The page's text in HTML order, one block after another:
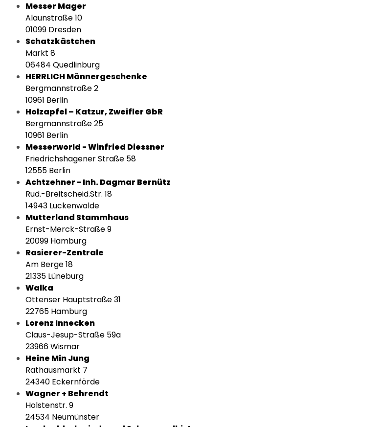
Messer Mager
Alaunstraße 10
01099 Dresden
Schatzkästchen
Markt 8
06484 Quedlinburg
HERRLICH Männergeschenke
Bergmannstraße 2
10961 Berlin
Holzapfel – Katzur, Zweifler GbR
Bergmannstraße 25
10961 Berlin
Messerworld - Winfried Diessner
Friedrichshagener Straße 58
12555 Berlin
Achtzehner - Inh. Dagmar Bernütz
Rud.-Breitscheid.Str. 18
14943 Luckenwalde
Mutterland Stammhaus
Ernst-Merck-Straße 9
20099 Hamburg
Rasierer-Zentrale
Am Berge 18
21335 Lüneburg
Walka
Ottenser Hauptstraße 31
22765 Hamburg
Lorenz Innecken
Claus-Jesup-Straße 59a
23966 Wismar
Heine Min Jung
Rathausmarkt 7
24340 Eckernförde
Wagner + Behrendt
Holstenstr. 9
24534 Neumünster